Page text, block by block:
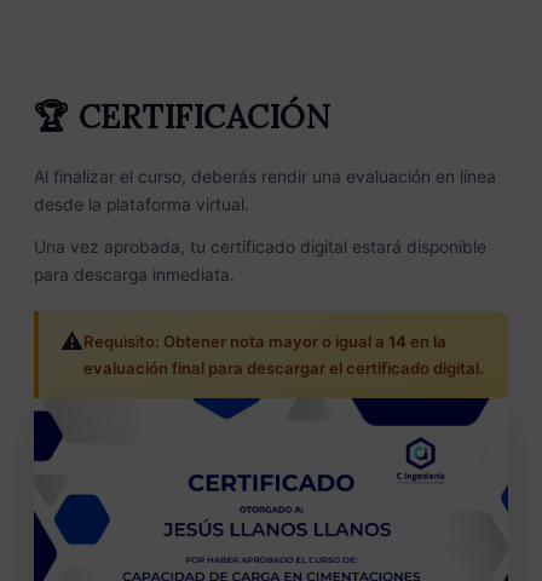
🏆 CERTIFICACIÓN
Al finalizar el curso, deberás rendir una evaluación en línea
desde la plataforma virtual.
Una vez aprobada, tu certificado digital estará disponible
para descarga inmediata.
⚠️Requisito: Obtener nota mayor o igual a 14 en la
evaluación final para descargar el certificado digital.